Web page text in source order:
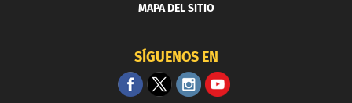
MAPA DEL SITIO
SÍGUENOS EN